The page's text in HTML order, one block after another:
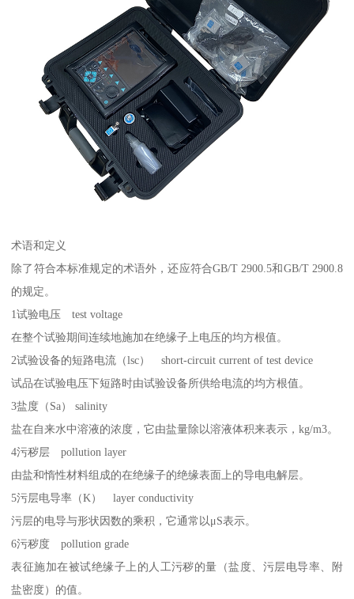
术语和定义
除了符合本标准规定的术语外，还应符合GB/T 2900.5和GB/T 2900.8
的规定。
1试验电压 test voltage
在整个试验期间连续地施加在绝缘子上电压的均方根值。
2试验设备的短路电流（lsc） short-circuit current of test device
试品在试验电压下短路时由试验设备所供给电流的均方根值。
3盐度（Sa） salinity
盐在自来水中溶液的浓度，它由盐量除以溶液体积来表示，kg/m3。
4污秽层 pollution layer
由盐和惰性材料组成的在绝缘子的绝缘表面上的导电电解层。
5污层电导率（K） layer conductivity
污层的电导与形状因数的乘积，它通常以μS表示。
6污秽度 pollution grade
表征施加在被试绝缘子上的人工污秽的量（盐度、污层电导率、附
盐密度）的值。